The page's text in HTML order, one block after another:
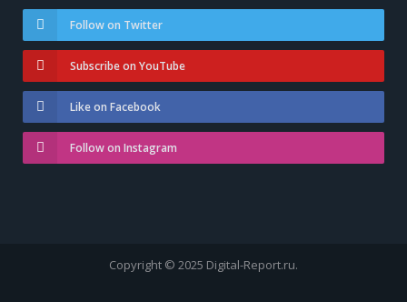
Follow on Twitter
Subscribe on YouTube
Like on Facebook
Follow on Instagram
Copyright © 2025 Digital-Report.ru.